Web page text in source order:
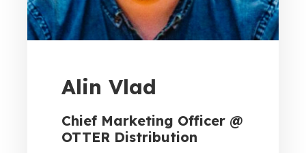
Alin Vlad
Chief Marketing Officer @
OTTER Distribution